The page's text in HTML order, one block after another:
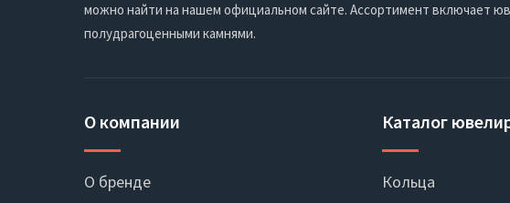
можно найти на нашем официальном сайте. Ассортимент включает
полудрагоценными камнями.
О компании
О бренде
Каталог
Кольца